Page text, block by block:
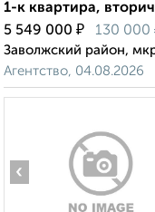
1-к квартира,
5 549 000 ₽ 130 000
Заволжский район,
Агентство, 04.08.2026
‹